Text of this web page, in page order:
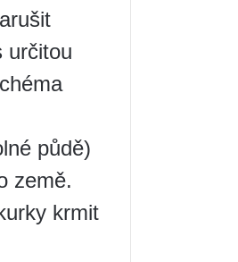
určitou
půdě)
země.
krmit